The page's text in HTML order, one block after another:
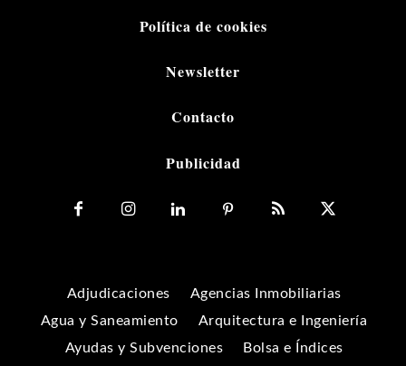
Política de cookies
Newsletter
Contacto
Publicidad
Adjudicaciones
Agencias Inmobiliarias
Agua y Saneamiento
Arquitectura e Ingeniería
Ayudas y Subvenciones
Bolsa e Índices